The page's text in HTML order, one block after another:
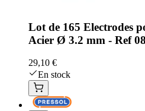
Lot de 165 Electrodes
Acier Ø 3.2 mm - Ref
29,10 €
En stock